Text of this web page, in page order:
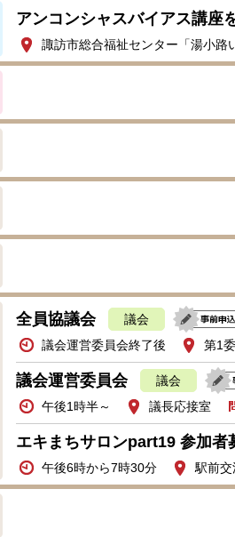
アンコンシャスバイアス講座
諏訪市総合福祉センター「湯小路
全員協議会
議会
議会運営委員会終了後
第1
議会運営委員会
議会
午後1時半～
議長応接室
エキまちサロンpart19 参加者
午後6時から7時30分
駅前